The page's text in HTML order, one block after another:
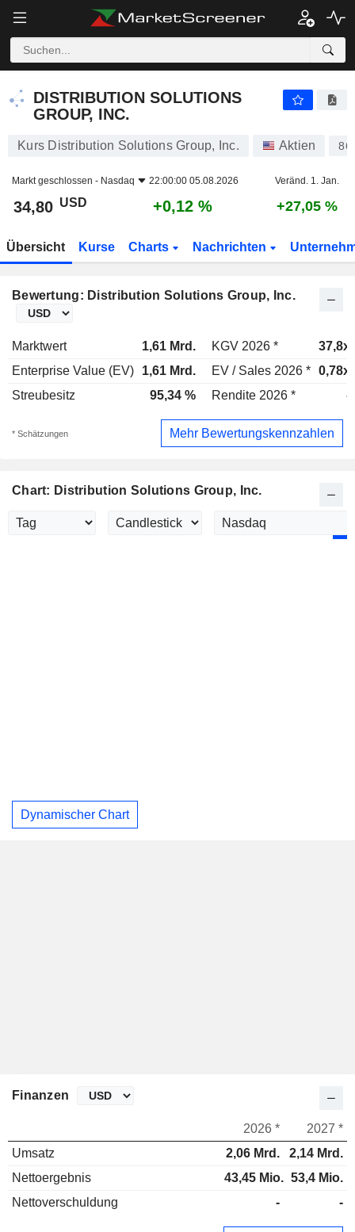
DISTRIBUTION SOLUTIONS
GROUP, INC.
Kurs Distribution Solutions Group, Inc. Aktien
Markt geschlossen - Nasdaq 22:00:00 05.08.2026 Veränd. 1. Jan.
34,80 USD +0,12 % +27,05 %
Übersicht Kurse Charts Nachrichten
Bewertung: Distribution Solutions Group, Inc.
Marktwert 1,61 Mrd. KGV 2026 *
37,8x
Enterprise Value (EV)
1,61 Mrd. EV / Sales 2026 * 0,78x
Streubesitz
95,34 % Rendite 2026 * -
* Schätzungen Mehr Bewertungskennzahlen
Chart: Distribution Solutions Group, Inc.
Dynamischer Chart
Finanzen
2026 *
2027 *
Umsatz
2,06 Mrd.
2,14 Mrd.
Nettoergebnis
43,45 Mio. 53,4 Mio.
Nettoverschuldung
- -